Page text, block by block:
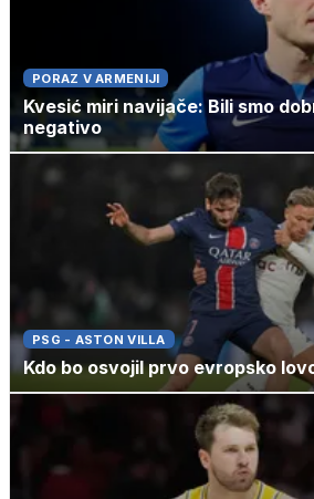
PORAZ V ARMENIJI
Kvesić miri navijače: Bili smo
negativo
PSG - ASTON VILLA
Kdo bo osvojil prvo evropsko